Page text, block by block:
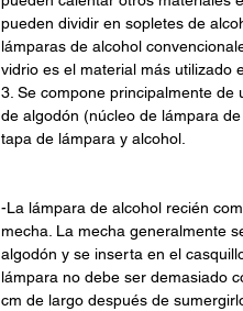
pueden dividir en sopletes de
lámparas de alcohol
vidrio es el material más utilizado
3. Se compone principalmente
de algodón (núcleo de lámpara
tapa de lámpara y alcohol.
-La lámpara de alcohol recién
mecha. La mecha generalmente
algodón y se inserta en el
lámpara no debe ser demasiado
cm de largo después de